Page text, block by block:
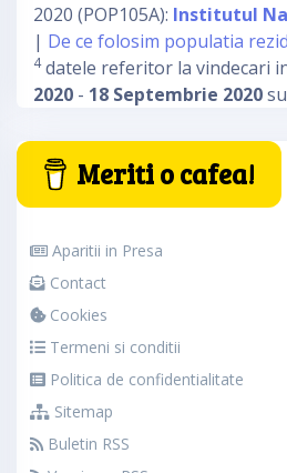
2020 (POP105A): Institutul
| De ce folosim populatia
4datele referitor la vindecari
2020 - 18 Septembrie 2020
Meriti o cafea!
Aparitii in Presa
Contact
Cookies
Termeni si conditii
Politica de confidentialitate
Sitemap
Buletin RSS